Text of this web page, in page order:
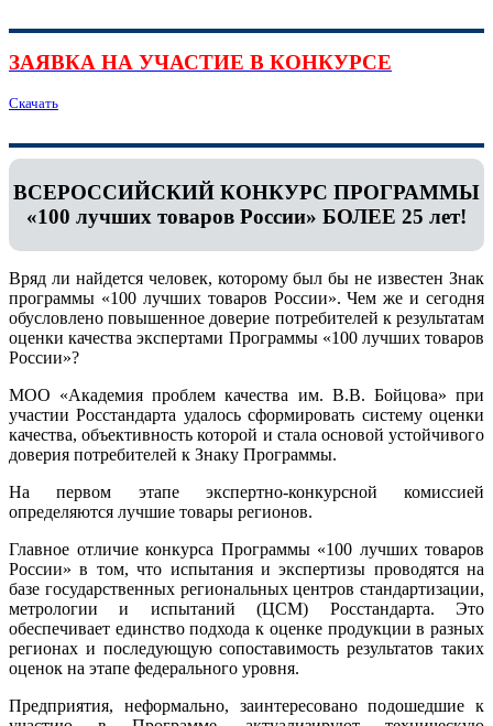
ЗАЯВКА НА УЧАСТИЕ В КОНКУРСЕ
Скачать
ВСЕРОССИЙСКИЙ КОНКУРС ПРОГРАММЫ
«100 лучших товаров России» БОЛЕЕ 25 лет!
Вряд ли найдется человек, которому был бы не известен Знак
программы «100 лучших товаров России». Чем же и сегодня
обусловлено повышенное доверие потребителей к результатам
оценки качества экспертами Программы «100 лучших товаров
России»?
МОО «Академия проблем качества им. В.В. Бойцова» при
участии Росстандарта удалось сформировать систему оценки
качества, объективность которой и стала основой устойчивого
доверия потребителей к Знаку Программы.
На первом этапе экспертно-конкурсной комиссией
определяются лучшие товары регионов.
Главное отличие конкурса Программы «100 лучших товаров
России» в том, что испытания и экспертизы проводятся на
базе государственных региональных центров стандартизации,
метрологии и испытаний (ЦCM) Росстандарта. Это
обеспечивает единство подхода к оценке продукции в разных
регионах и последующую сопоставимость результатов таких
оценок на этапе федерального уровня.
Предприятия, неформально, заинтересовано подошедшие к